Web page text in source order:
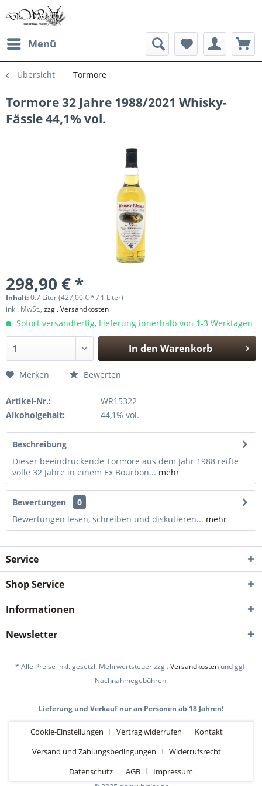
Menü
Übersicht Tormore
Tormore 32 Jahre 1988/2021 Whisky-
Fässle 44,1% vol.
298,90 € *
Inhalt:0.7 Liter (427,00 € * / 1 Liter)
inkl. MwSt., zzgl. Versandkosten
Sofort versandfertig, Lieferung innerhalb von 1-3 Werktagen
In den Warenkorb
Merken Bewerten
Artikel-Nr.:
WR15322
Alkoholgehalt:
44,1% vol.
Beschreibung
Dieser beeindruckende Tormore aus dem Jahr 1988 reifte
volle 32 Jahre in einem Ex Bourbon... mehr
Bewertungen
0
Bewertungen lesen, schreiben und diskutieren... mehr
Service
Shop Service
Informationen
Newsletter
* Alle Preise inkl. gesetzl. Mehrwertsteuer zzgl.Versandkosten und ggf.
Nachnahmegebühren.
Lieferung und Verkauf nur an Personen ab 18 Jahren!
Cookie-Einstellungen Vertrag widerrufen
Kontakt
Versand und Zahlungsbedingungen
Widerrufsrecht
Datenschutz
AGB
Impressum